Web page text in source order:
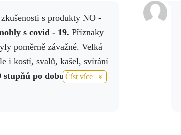
s covid - 19. Příznaky
poměrně závažné. Velká
i kostí, svalů, kašel, svírání
stupňů po dobu 14 dnů.
Activstar ve vyšších
Číst více